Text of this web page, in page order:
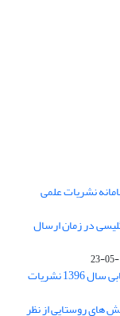
نشریات علمی
در زمان ارسال
کسب رتبه A فصلنامه پژوهش های روستایی در ارزیابی سال 1396 نشریات
های روستایی از نظر